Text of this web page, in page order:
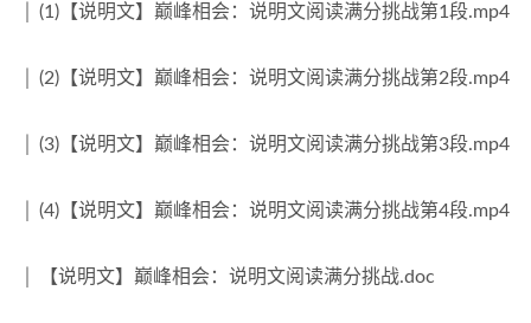
│ (1)【说明文】巅峰相会：说明文阅读满分挑战第1段.mp4
│ (2)【说明文】巅峰相会：说明文阅读满分挑战第2段.mp4
│ (3)【说明文】巅峰相会：说明文阅读满分挑战第3段.mp4
│ (4)【说明文】巅峰相会：说明文阅读满分挑战第4段.mp4
│ 【说明文】巅峰相会：说明文阅读满分挑战.doc